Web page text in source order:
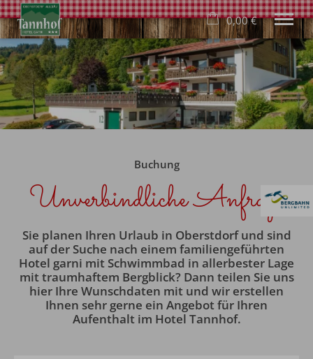
21. bis 28. August
2 Erwachsene
Wellness
Familie
Buchung
Blog
Deutsch
Tel.+49 8322 940 640
0,00 €
×
Warenkorb ist leer
Buchung
Unverbindliche Anfrage
Sie planen Ihren Urlaub in Oberstdorf und sind
auf der Suche nach einem familiengeführten
Hotel garni mit Schwimmbad in allerbester Lage
mit traumhaftem Bergblick? Dann teilen Sie uns
hier Ihre Wunschdaten mit und wir erstellen
Ihnen sehr gerne ein Angebot für Ihren
Aufenthalt im Hotel Tannhof.